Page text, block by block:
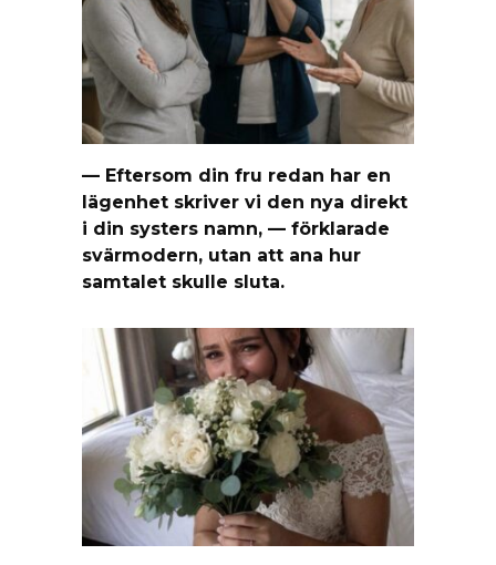
— Eftersom din fru redan har en
lägenhet skriver vi den nya direkt
i din systers namn, — förklarade
svärmodern, utan att ana hur
samtalet skulle sluta.